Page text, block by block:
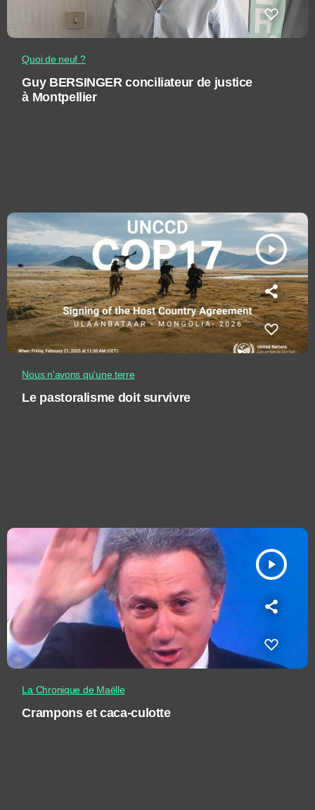
Quoi de neuf ?
Guy BERSINGER conciliateur de justice
à Montpellier
play_arrow
Nous n'avons qu'une terre
Le pastoralisme doit survivre
play_arrow
La Chronique de Maëlle
Crampons et caca-culotte